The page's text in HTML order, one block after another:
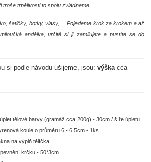
troše trpělivosti to spolu zvládneme.
šatičky, botky, vlasy, ... Pojedeme krok za krokem a až
andělka, určitě si ji zamilujete a pustíte se do
si podle návodu ušijeme, jsou:výškacca
tělové barvy (gramáž cca 200g) - 30cm / šíře úpletu
koule o průměru 6 - 6,5cm - 1ks
na výplň tělíčka
krčku - 50*3cm